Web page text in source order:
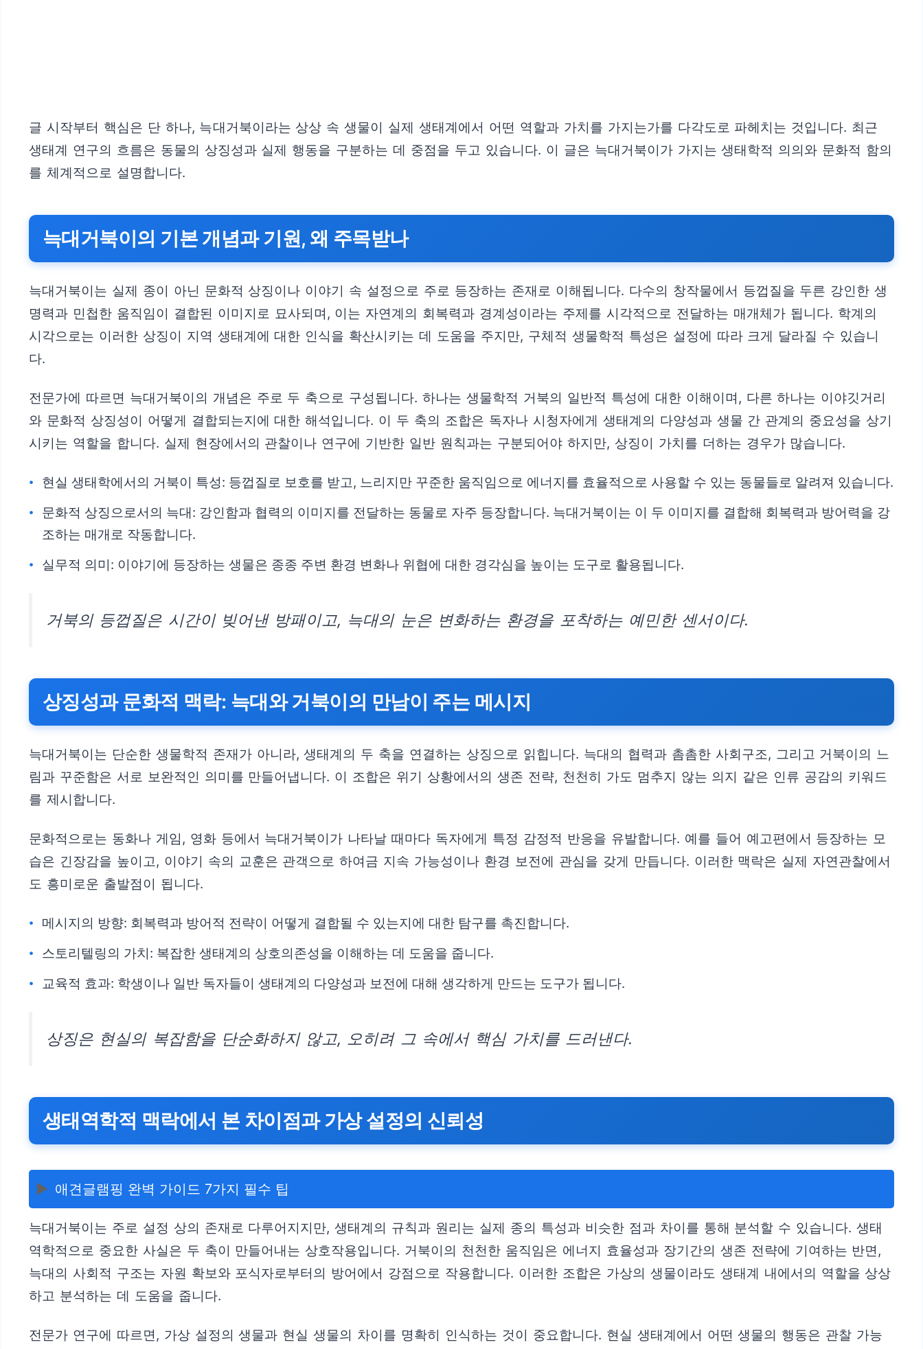
글 시작부터 핵심은 단 하나, 늑대거북이라는 상상 속 생물이 실제 생태계에서 어떤 역할과 가치를 가지는가를 다각도로 파헤치는 것입니다. 최근
생태계 연구의 흐름은 동물의 상징성과 실제 행동을 구분하는 데 중점을 두고 있습니다. 이 글은 늑대거북이가 가지는 생태학적 의의와 문화적 함의
를 체계적으로 설명합니다.
늑대거북이의 기본 개념과 기원, 왜 주목받나
늑대거북이는 실제 종이 아닌 문화적 상징이나 이야기 속 설정으로 주로 등장하는 존재로 이해됩니다. 다수의 창작물에서 등껍질을 두른 강인한 생
명력과 민첩한 움직임이 결합된 이미지로 묘사되며, 이는 자연계의 회복력과 경계성이라는 주제를 시각적으로 전달하는 매개체가 됩니다. 학계의
시각으로는 이러한 상징이 지역 생태계에 대한 인식을 확산시키는 데 도움을 주지만, 구체적 생물학적 특성은 설정에 따라 크게 달라질 수 있습니
다.
전문가에 따르면 늑대거북이의 개념은 주로 두 축으로 구성됩니다. 하나는 생물학적 거북의 일반적 특성에 대한 이해이며, 다른 하나는 이야깃거리
와 문화적 상징성이 어떻게 결합되는지에 대한 해석입니다. 이 두 축의 조합은 독자나 시청자에게 생태계의 다양성과 생물 간 관계의 중요성을 상기
시키는 역할을 합니다. 실제 현장에서의 관찰이나 연구에 기반한 일반 원칙과는 구분되어야 하지만, 상징이 가치를 더하는 경우가 많습니다.
현실 생태학에서의 거북이 특성: 등껍질로 보호를 받고, 느리지만 꾸준한 움직임으로 에너지를 효율적으로 사용할 수 있는 동물들로 알려져 있습니다.
문화적 상징으로서의 늑대: 강인함과 협력의 이미지를 전달하는 동물로 자주 등장합니다. 늑대거북이는 이 두 이미지를 결합해 회복력과 방어력을 강
조하는 매개로 작동합니다.
실무적 의미: 이야기에 등장하는 생물은 종종 주변 환경 변화나 위협에 대한 경각심을 높이는 도구로 활용됩니다.
거북의 등껍질은 시간이 빚어낸 방패이고, 늑대의 눈은 변화하는 환경을 포착하는 예민한 센서이다.
상징성과 문화적 맥락: 늑대와 거북이의 만남이 주는 메시지
늑대거북이는 단순한 생물학적 존재가 아니라, 생태계의 두 축을 연결하는 상징으로 읽힙니다. 늑대의 협력과 촘촘한 사회구조, 그리고 거북이의 느
림과 꾸준함은 서로 보완적인 의미를 만들어냅니다. 이 조합은 위기 상황에서의 생존 전략, 천천히 가도 멈추지 않는 의지 같은 인류 공감의 키워드
를 제시합니다.
문화적으로는 동화나 게임, 영화 등에서 늑대거북이가 나타날 때마다 독자에게 특정 감정적 반응을 유발합니다. 예를 들어 예고편에서 등장하는 모
습은 긴장감을 높이고, 이야기 속의 교훈은 관객으로 하여금 지속 가능성이나 환경 보전에 관심을 갖게 만듭니다. 이러한 맥락은 실제 자연관찰에서
도 흥미로운 출발점이 됩니다.
메시지의 방향: 회복력과 방어적 전략이 어떻게 결합될 수 있는지에 대한 탐구를 촉진합니다.
스토리텔링의 가치: 복잡한 생태계의 상호의존성을 이해하는 데 도움을 줍니다.
교육적 효과: 학생이나 일반 독자들이 생태계의 다양성과 보전에 대해 생각하게 만드는 도구가 됩니다.
상징은 현실의 복잡함을 단순화하지 않고, 오히려 그 속에서 핵심 가치를 드러낸다.
생태역학적 맥락에서 본 차이점과 가상 설정의 신뢰성
▶️ 애견글램핑 완벽 가이드 7가지 필수 팁
늑대거북이는 주로 설정 상의 존재로 다루어지지만, 생태계의 규칙과 원리는 실제 종의 특성과 비슷한 점과 차이를 통해 분석할 수 있습니다. 생태
역학적으로 중요한 사실은 두 축이 만들어내는 상호작용입니다. 거북이의 천천한 움직임은 에너지 효율성과 장기간의 생존 전략에 기여하는 반면,
늑대의 사회적 구조는 자원 확보와 포식자로부터의 방어에서 강점으로 작용합니다. 이러한 조합은 가상의 생물이라도 생태계 내에서의 역할을 상상
하고 분석하는 데 도움을 줍니다.
전문가 연구에 따르면, 가상 설정의 생물과 현실 생물의 차이를 명확히 인식하는 것이 중요합니다. 현실 생태계에서 어떤 생물의 행동은 관찰 가능